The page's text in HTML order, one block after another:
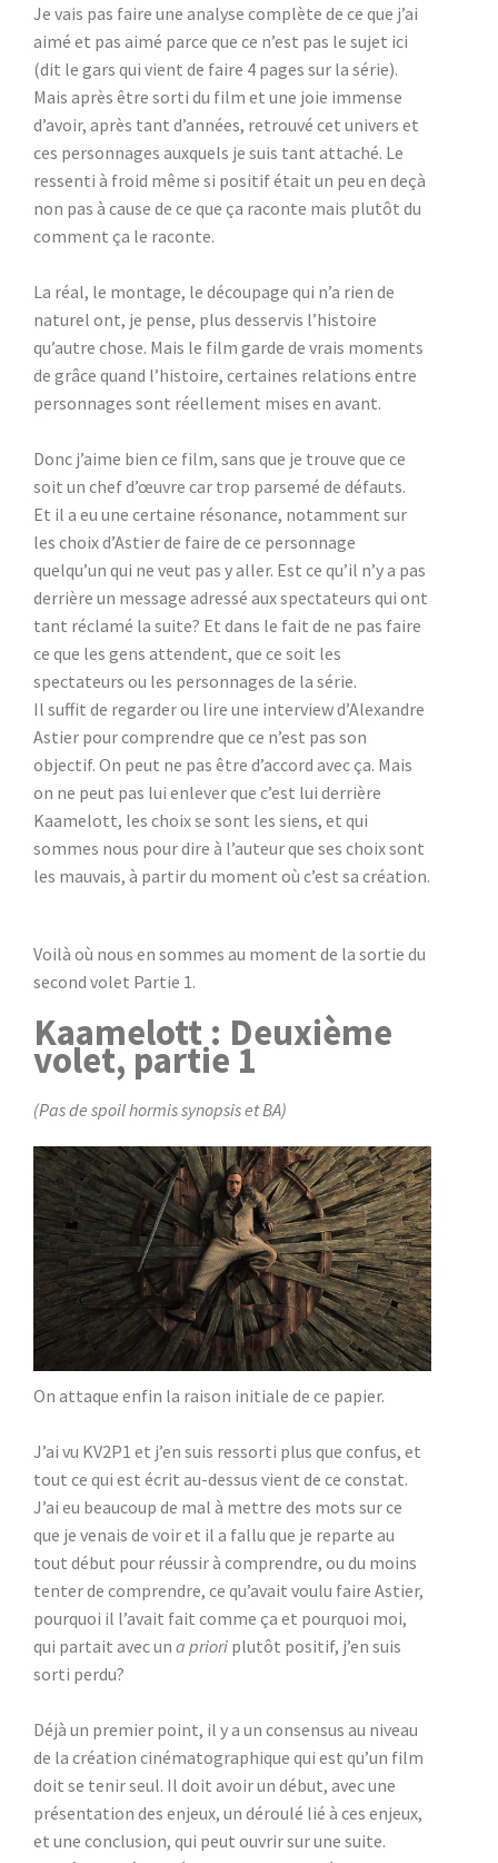
Je vais pas faire une analyse complète de ce que j’ai
aimé et pas aimé parce que ce n’est pas le sujet ici
(dit le gars qui vient de faire 4 pages sur la série).
Mais après être sorti du film et une joie immense
d’avoir, après tant d’années, retrouvé cet univers et
ces personnages auxquels je suis tant attaché. Le
ressenti à froid même si positif était un peu en deçà
non pas à cause de ce que ça raconte mais plutôt du
comment ça le raconte.
La réal, le montage, le découpage qui n’a rien de
naturel ont, je pense, plus desservis l’histoire
qu’autre chose. Mais le film garde de vrais moments
de grâce quand l’histoire, certaines relations entre
personnages sont réellement mises en avant.
Donc j’aime bien ce film, sans que je trouve que ce
soit un chef d’œuvre car trop parsemé de défauts.
Et il a eu une certaine résonance, notamment sur
les choix d’Astier de faire de ce personnage
quelqu’un qui ne veut pas y aller. Est ce qu’il n’y a pas
derrière un message adressé aux spectateurs qui ont
tant réclamé la suite? Et dans le fait de ne pas faire
ce que les gens attendent, que ce soit les
spectateurs ou les personnages de la série.
Il suffit de regarder ou lire une interview d’Alexandre
Astier pour comprendre que ce n’est pas son
objectif. On peut ne pas être d’accord avec ça. Mais
on ne peut pas lui enlever que c’est lui derrière
Kaamelott, les choix se sont les siens, et qui
sommes nous pour dire à l’auteur que ses choix sont
les mauvais, à partir du moment où c’est sa création.
Voilà où nous en sommes au moment de la sortie du
second volet Partie 1.
Kaamelott : Deuxième
volet, partie 1
(Pas de spoil hormis synopsis et BA)
On attaque enfin la raison initiale de ce papier.
J’ai vu KV2P1 et j’en suis ressorti plus que confus, et
tout ce qui est écrit au-dessus vient de ce constat.
J’ai eu beaucoup de mal à mettre des mots sur ce
que je venais de voir et il a fallu que je reparte au
tout début pour réussir à comprendre, ou du moins
tenter de comprendre, ce qu’avait voulu faire Astier,
pourquoi il l’avait fait comme ça et pourquoi moi,
qui partait avec un a priori plutôt positif, j’en suis
sorti perdu?
Déjà un premier point, il y a un consensus au niveau
de la création cinématographique qui est qu’un film
doit se tenir seul. Il doit avoir un début, avec une
présentation des enjeux, un déroulé lié à ces enjeux,
et une conclusion, qui peut ouvrir sur une suite.